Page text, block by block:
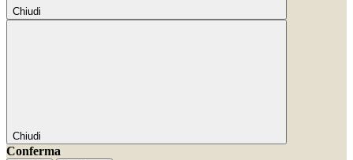
Chiudi
Chiudi
Conferma